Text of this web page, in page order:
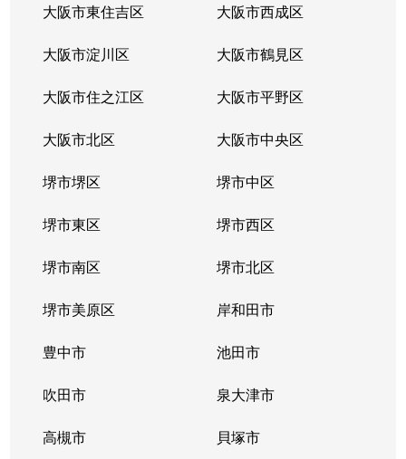
大阪市東住吉区 大阪市西成区
大阪市淀川区 大阪市鶴見区
大阪市住之江区 大阪市平野区
大阪市北区 大阪市中央区
堺市堺区 堺市中区
堺市東区 堺市西区
堺市南区 堺市北区
堺市美原区 岸和田市
豊中市 池田市
吹田市 泉大津市
高槻市 貝塚市